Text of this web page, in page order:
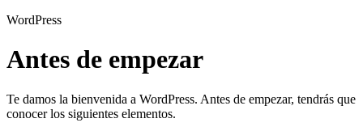
WordPress
Antes de empezar
Te damos la bienvenida a WordPress. Antes de empezar, tendrás que
conocer los siguientes elementos.